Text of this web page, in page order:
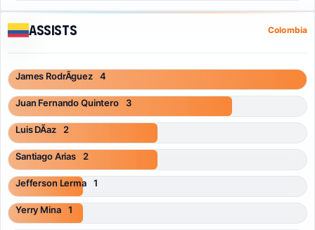
Assists Colombia
James RodrÃ­guez 4
Juan Fernando Quintero 3
Luis DÃ­az 2
Santiago Arias 2
Jefferson Lerma 1
Yerry Mina 1